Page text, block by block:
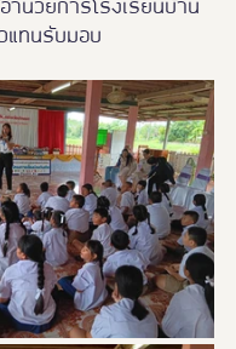
ำนวยการโรงเรียนบ้าน
แทนรับมอบ